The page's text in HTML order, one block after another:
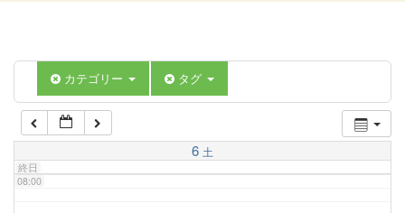
カテゴリー タグ
6 土
終日
07:00
08:00